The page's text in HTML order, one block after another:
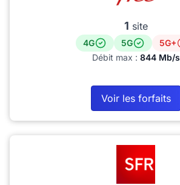
1 site
4G 5G
5G+
Débit max : 844 Mb/s
Voir les forfaits